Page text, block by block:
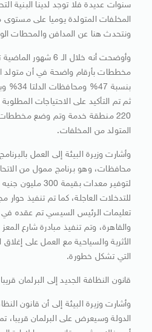
سنوات عديدة فلا توجد لدينا البنية
المخلفات المتولدة يوميا على مستوى
ونتحدث هنا عن المدافن والمحطات
وأوضحت أنه خلال الـ 6
مخططات بأرقام واضحة في أن متولد
ثم تم التأكيد على الاحتياجات
المتولد من المخلفات.
محافظات، وهو برنامج ممول من الاتحاد
لتوفير معدات بقيمة
للتدخلات العاجلة، كما تم تنفيذ
تعليمات الرئيس السيسي تم عقده في
والقاهرة، وتم تنفيذ مبادرة شارع
الأثرية والسياحية مع العمل على
التي تشكل خطورة.
قانون النظافة الجديد إلى البرلمان قريبا
وأشارت وزيرة البيئة إلى أن قانون
الدولة وسيعرض على البرلمان قريبا،